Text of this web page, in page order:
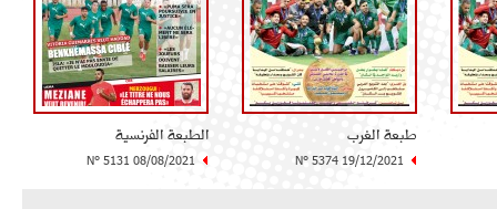
طبعة الغرب
N° 5374 19/12/2021
الطبعة الفرنسية
N° 5131 08/08/2021